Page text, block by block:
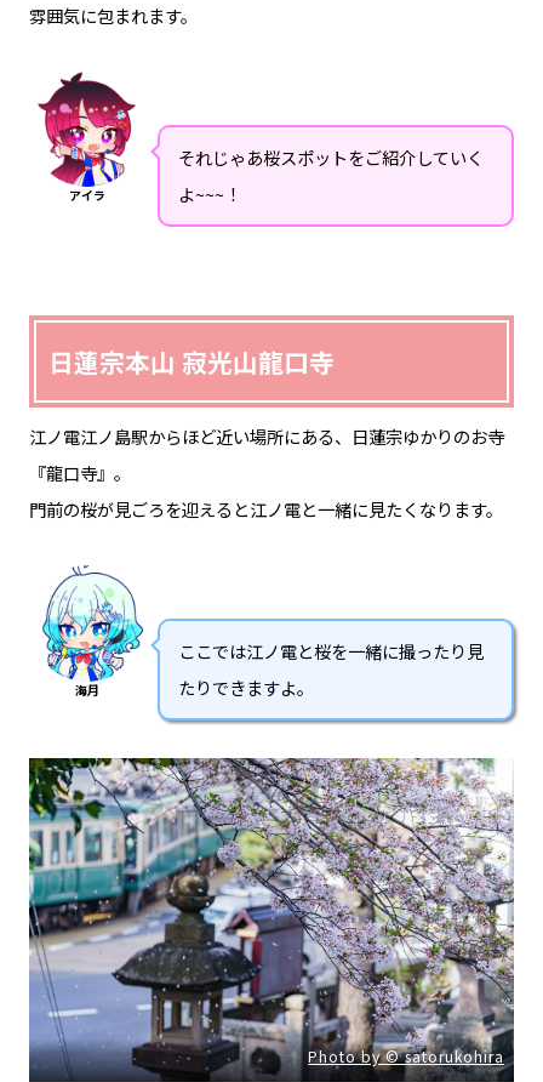
雰囲気に包まれます。
アイラ
それじゃあ桜スポットをご紹介していく
よ~~~！
日蓮宗本山 寂光山龍口寺
江ノ電江ノ島駅からほど近い場所にある、日蓮宗ゆかりのお寺
『龍口寺』。
門前の桜が見ごろを迎えると江ノ電と一緒に見たくなります。
海月
ここでは江ノ電と桜を一緒に撮ったり見
たりできますよ。
Photo by © satorukohira